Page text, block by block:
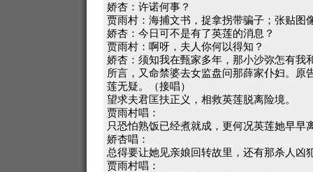
娇杏：许诺何事？
贾雨村：海捕文书，捉拿拐带骗子；张贴图
娇杏：今日可不是有了英莲的消息？
贾雨村：啊呀，夫人你何以得知？
娇杏：须知我在甄家多年，那小沙弥怎有我
所言，又命禁婆去女监盘问那薛家仆妇。原
莲无疑。（接唱）
望求夫君匡扶正义，相救英莲脱离险境。
贾雨村唱：
只恐怕熟饭已经煮就成，更何况英莲她早早
娇杏唱：
总得要让她见亲娘回转故里，还有那杀人凶
贾雨村唱：